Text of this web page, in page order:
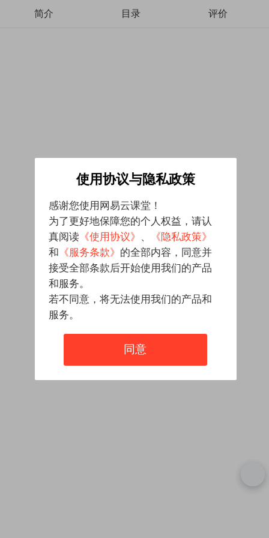
简介 目录 评价
使用协议与隐私政策
感谢您使用网易云课堂！
为了更好地保障您的个人权益，请认
真阅读 《使用协议》 、
《隐私政策》
和 《服务条款》 的全部内容，同意并
接受全部条款后开始使用我们的产品
和服务。
若不同意，将无法使用我们的产品和
服务。
同意